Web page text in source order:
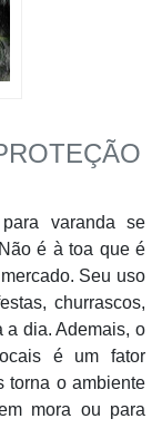
varanda se
é à toa que é
Seu uso
churrascos,
a dia. Ademais, o
é um fator
torna o ambiente
mora ou para